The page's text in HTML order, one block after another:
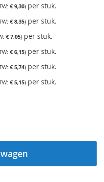
€ 9,30 per stuk.
€ 8,35 per stuk.
€ 7,05 per stuk.
€ 6,15 per stuk.
€ 5,74 per stuk.
€ 5,15 per stuk.